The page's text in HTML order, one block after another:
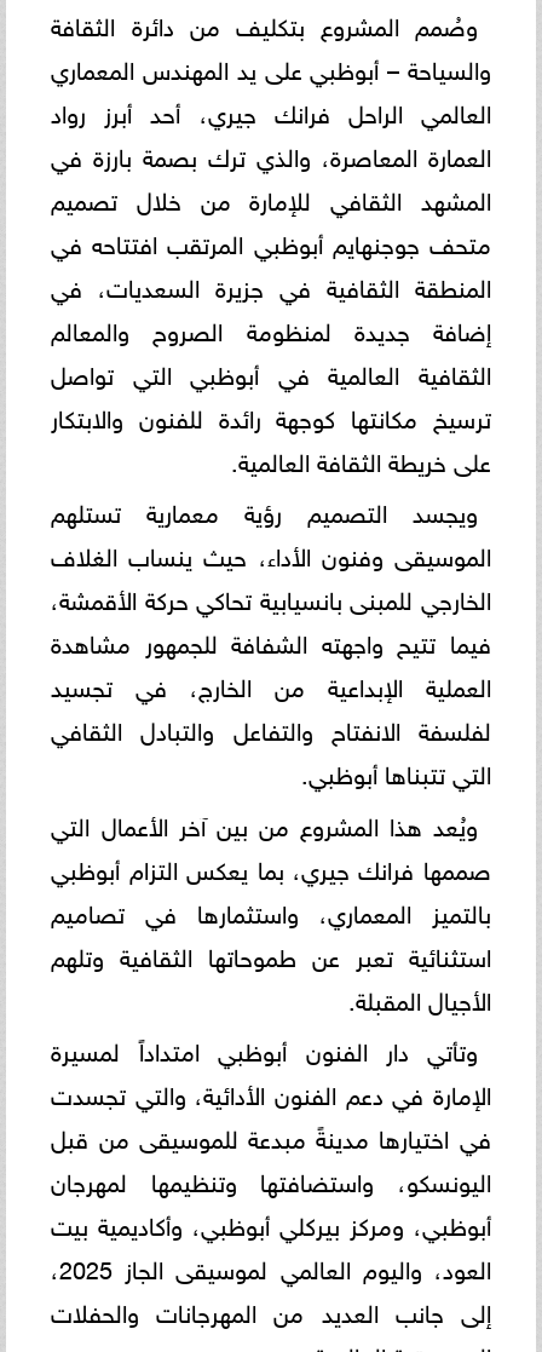
وصُمم المشروع بتكليف من دائرة الثقافة
والسياحة – أبوظبي على يد المهندس المعماري
العالمي الراحل فرانك جيري، أحد أبرز رواد
العمارة المعاصرة، والذي ترك بصمة بارزة في
المشهد الثقافي للإمارة من خلال تصميم
متحف جوجنهايم أبوظبي المرتقب افتتاحه في
المنطقة الثقافية في جزيرة السعديات، في
إضافة جديدة لمنظومة الصروح والمعالم
الثقافية العالمية في أبوظبي التي تواصل
ترسيخ مكانتها كوجهة رائدة للفنون والابتكار
على خريطة الثقافة العالمية.
ويجسد التصميم رؤية معمارية تستلهم
الموسيقى وفنون الأداء، حيث ينساب الغلاف
الخارجي للمبنى بانسيابية تحاكي حركة الأقمشة،
فيما تتيح واجهته الشفافة للجمهور مشاهدة
العملية الإبداعية من الخارج، في تجسيد
لفلسفة الانفتاح والتفاعل والتبادل الثقافي
التي تتبناها أبوظبي.
ويُعد هذا المشروع من بين آخر الأعمال التي
صممها فرانك جيري، بما يعكس التزام أبوظبي
بالتميز المعماري، واستثمارها في تصاميم
استثنائية تعبر عن طموحاتها الثقافية وتلهم
الأجيال المقبلة.
وتأتي دار الفنون أبوظبي امتداداً لمسيرة
الإمارة في دعم الفنون الأدائية، والتي تجسدت
في اختيارها مدينةً مبدعة للموسيقى من قبل
اليونسكو، واستضافتها وتنظيمها لمهرجان
أبوظبي، ومركز بيركلي أبوظبي، وأكاديمية بيت
العود، واليوم العالمي لموسيقى الجاز 2025،
إلى جانب العديد من المهرجانات والحفلات